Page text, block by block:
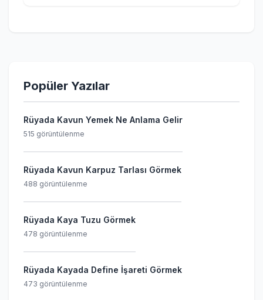
Popüler Yazılar
Rüyada Kavun Yemek Ne Anlama Gelir
515 görüntülenme
Rüyada Kavun Karpuz Tarlası Görmek
488 görüntülenme
Rüyada Kaya Tuzu Görmek
478 görüntülenme
Rüyada Kayada Define İşareti Görmek
473 görüntülenme